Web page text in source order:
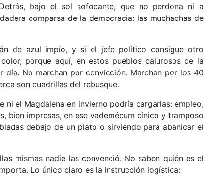
bajo el sol sofocante, que no perdona ni a
comparsa de la democracia: las muchachas de
de azul impío, y si el jefe político consigue otro
porque aquí, en estos pueblos calurosos de la
No marchan por convicción. Marchan por los 40
son cuadrillas del rebusque.
ni el Magdalena en invierno podría cargarlas: empleo,
bien impresas, en ese vademécum cínico y tramposo
debajo de un plato o sirviendo para abanicar el
mismas nadie las convenció. No saben quién es el
Lo único claro es la instrucción logística: